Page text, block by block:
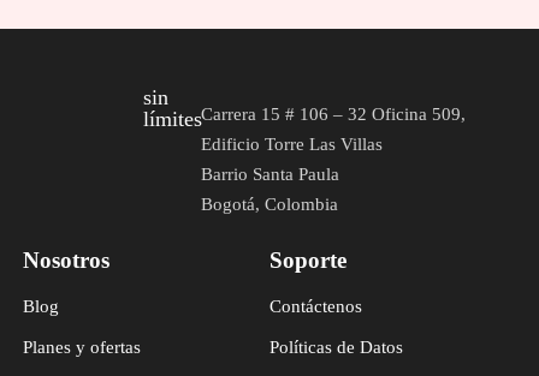
sin
límitesCarrera 15 # 106 – 32 Oficina 509,
Edificio Torre Las Villas
Barrio Santa Paula
Bogotá, Colombia
Nosotros
Blog
Planes y ofertas
Soporte
Contáctenos
Políticas de Datos